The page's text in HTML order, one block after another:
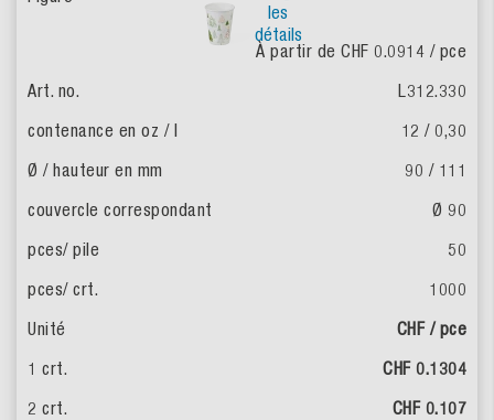
les
détails
À partir de CHF 0.0914 / pce
L312.330
12 / 0,30
90 / 111
Ø 90
50
1000
CHF / pce
CHF 0.1304
CHF 0.107